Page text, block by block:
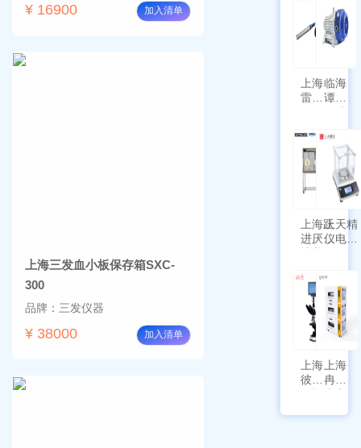
¥ 16900 加入清单
上海三发血小板保存箱SXC-
300
品牌：三发仪器
¥ 38000 加入清单
上海
雷磁
符合
新国
标带
功能
临海
谭氏
干式
泵
SPL-
10
上海跃
进厌氧
培养箱
III-T
上天精
仪电子
带审计
追踪功
能
上海
彼爱
姆视
上海
冉绘
大容